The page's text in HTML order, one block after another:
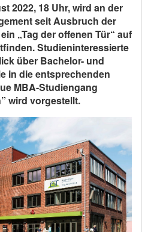
2022, 18 Uhr, wird an der
seit Ausbruch der
„Tag der offenen Tür“ auf
inden. Studieninteressierte
über Bachelor- und
in die entsprechenden
MBA-Studiengang
wird vorgestellt.